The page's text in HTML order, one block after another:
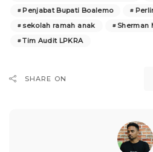
Penjabat Bupati Boalemo
sekolah ramah anak
Sherman
Tim Audit LPKRA
SHARE ON